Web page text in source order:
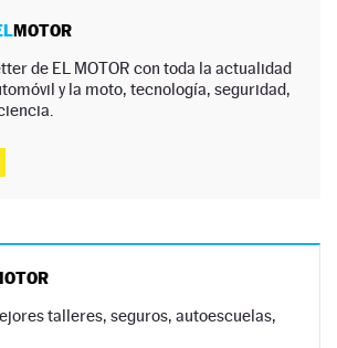
MOTOR
de EL MOTOR con toda la actualidad
y la moto, tecnología, seguridad,
talleres, seguros, autoescuelas,